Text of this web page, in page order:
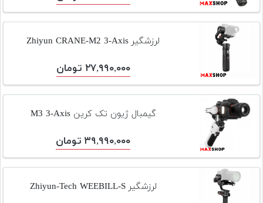
لرزشگیر Zhiyun CRANE-M2 3-Axis
۲۷,۹۹۰,۰۰۰ تومان
گیمبال ژیون تک کرین M3 3-Axis
۳۹,۹۹۰,۰۰۰ تومان
لرزشگیر Zhiyun-Tech WEEBILL-S